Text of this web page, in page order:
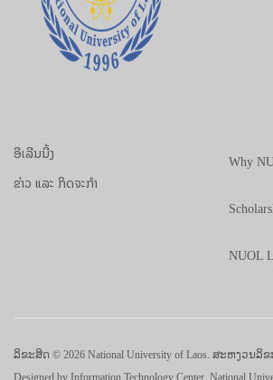
ອີເລີນນີ້ງ
ຂ່າວ ແລະ ກິດຈະກຳ
Why
NUOL
ລິຂະສິດ © 2026 National University of Laos. ສະຫງວນລິຂ
Designed by Information Technology Center, National